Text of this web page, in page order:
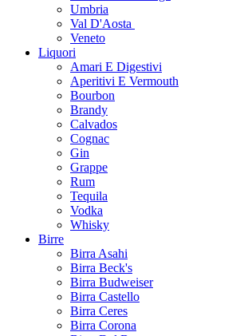
Umbria
Val D'Aosta
Veneto
Liquori
Amari E Digestivi
Aperitivi E Vermouth
Bourbon
Brandy
Calvados
Cognac
Gin
Grappe
Rum
Tequila
Vodka
Whisky
Birre
Birra Asahi
Birra Beck's
Birra Budweiser
Birra Castello
Birra Ceres
Birra Corona